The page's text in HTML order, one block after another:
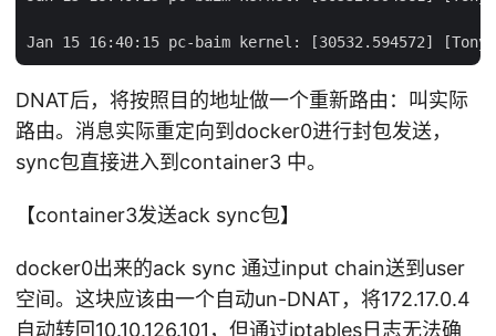
DNAT后，将按照目的地址做一个重新路由：叫实际
路由。消息实际重定向到docker0进行封包发送，
sync包直接进入到container3 中。
【container3发送ack sync包】
docker0出来的ack sync 通过input chain送到user
空间。这块应该由一个自动un-DNAT，将172.17.0.4
自动转回10.10.126.101，但通过iptables日志无法确